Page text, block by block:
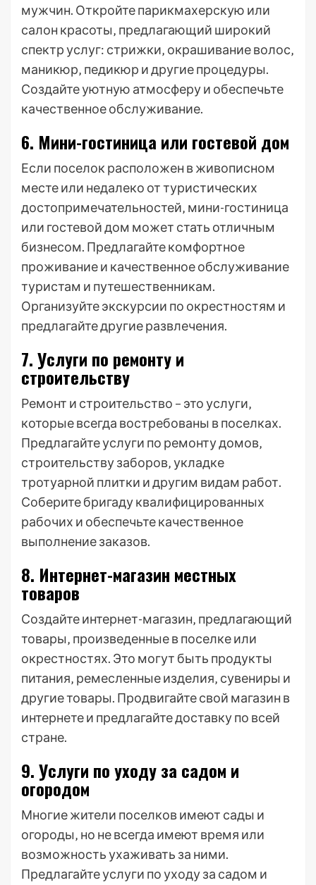
мужчин. Откройте парикмахерскую или
салон красоты‚ предлагающий широкий
спектр услуг: стрижки‚ окрашивание волос‚
маникюр‚ педикюр и другие процедуры.
Создайте уютную атмосферу и обеспечьте
качественное обслуживание.
6. Мини-гостиница или гостевой дом
Если поселок расположен в живописном
месте или недалеко от туристических
достопримечательностей‚ мини-гостиница
или гостевой дом может стать отличным
бизнесом. Предлагайте комфортное
проживание и качественное обслуживание
туристам и путешественникам.
Организуйте экскурсии по окрестностям и
предлагайте другие развлечения.
7. Услуги по ремонту и
строительству
Ремонт и строительство – это услуги‚
которые всегда востребованы в поселках.
Предлагайте услуги по ремонту домов‚
строительству заборов‚ укладке
тротуарной плитки и другим видам работ.
Соберите бригаду квалифицированных
рабочих и обеспечьте качественное
выполнение заказов.
8. Интернет-магазин местных
товаров
Создайте интернет-магазин‚ предлагающий
товары‚ произведенные в поселке или
окрестностях. Это могут быть продукты
питания‚ ремесленные изделия‚ сувениры и
другие товары. Продвигайте свой магазин в
интернете и предлагайте доставку по всей
стране.
9. Услуги по уходу за садом и
огородом
Многие жители поселков имеют сады и
огороды‚ но не всегда имеют время или
возможность ухаживать за ними.
Предлагайте услуги по уходу за садом и